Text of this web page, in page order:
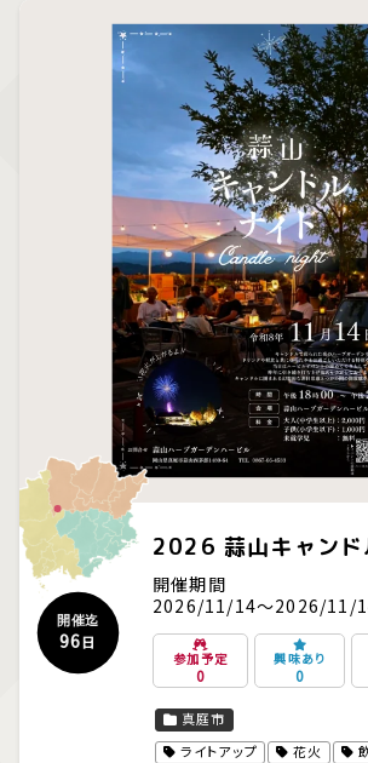
2026 蒜山キャンド
開催迄
96日
開催期間
2026/11/14～2026/11/
参加予定
0
興味あり
0
真庭市
ライトアップ
花火